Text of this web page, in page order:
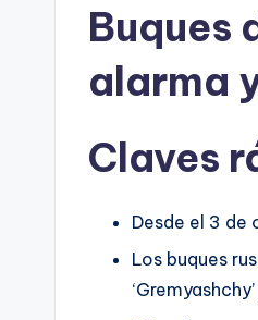
Buques
alarma
Claves
Desde el 3 de
Los buques